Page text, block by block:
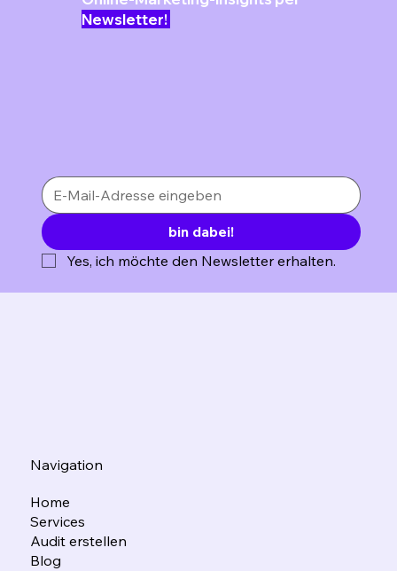
bin dabei!
Yes, ich möchte den Newsletter erhalten.
Newsletter!
Navigation
Home
Services
Audit erstellen
Blog